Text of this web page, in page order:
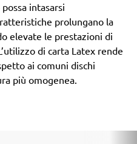
intasarsi
prolungano la
elevate le prestazioni di
di carta Latex rende
ai comuni dischi
più omogenea.